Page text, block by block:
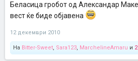
Беласица гробот од Александар
вест ќе биде објавена
12 декември 2010
На Bitter-Sweet, Sara123, MarchelineAmaru и